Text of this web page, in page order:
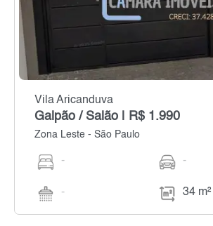
Vila Aricanduva
Galpão / Salão | R$ 1.990
Zona Leste - São Paulo
-
-
-
34 m²